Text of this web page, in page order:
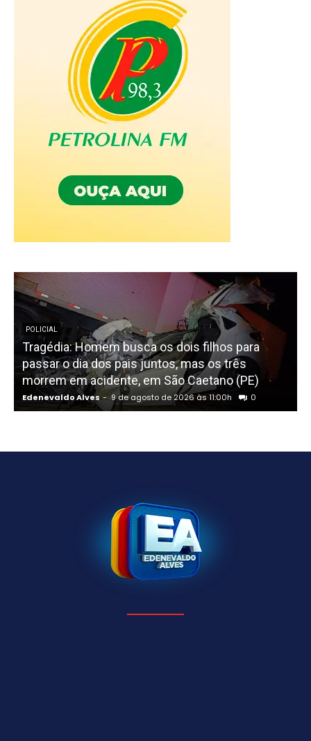
POLICIAL
Tragédia: Homem busca os dois filhos para
passar o dia dos pais juntos, mas os três
morrem em acidente, em São Caetano (PE)
Edenevaldo Alves - 9 de agosto de 2026 às 11:00h 0